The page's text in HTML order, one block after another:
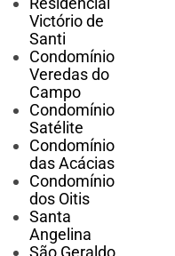
Victório de
Santi
Condomínio
Veredas do
Campo
Condomínio
Satélite
Condomínio
das Acácias
Condomínio
dos Oitis
Santa
Angelina